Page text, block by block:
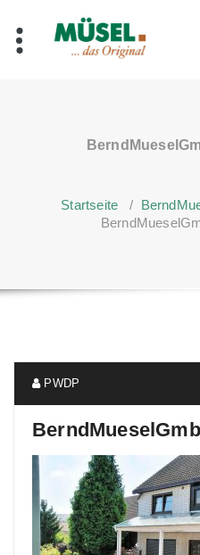
Inhalt
springen
Startseite /
PWDP